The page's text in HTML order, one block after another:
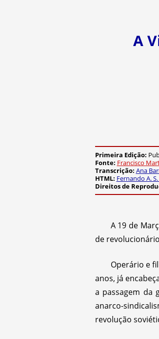
A
Primeira Edição:
Fonte: Francisco
Transcrição: Ana
HTML: Fernando A.
Direitos de
A 19 de
de
Operário e
anos, já
a passagem da
anarco-
revolução